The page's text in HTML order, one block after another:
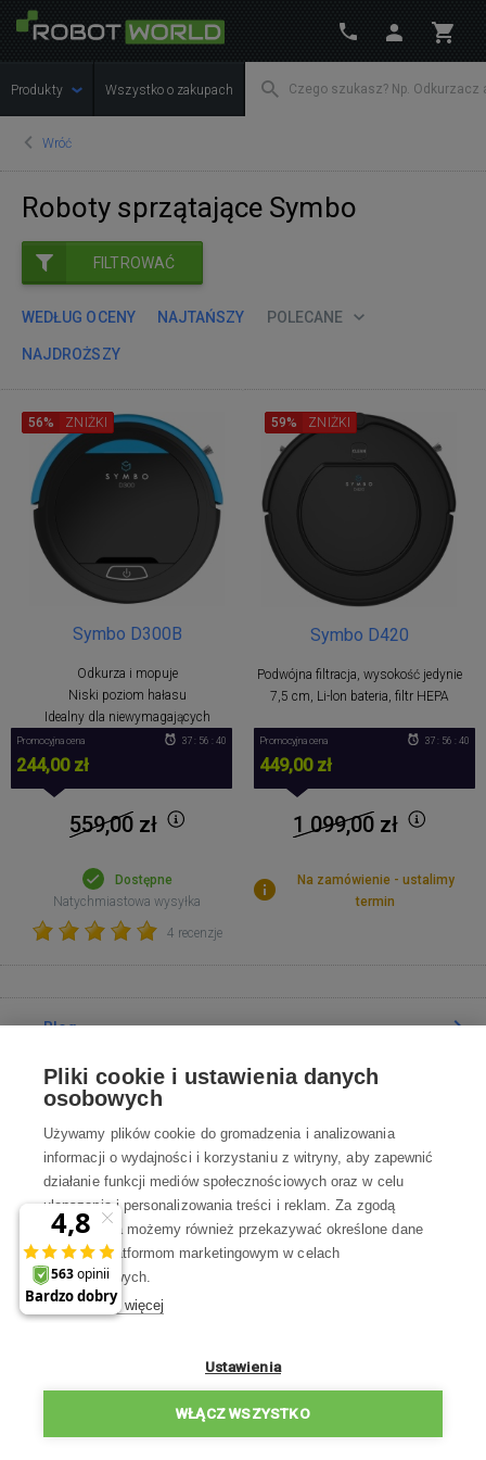
Produkty Wszystko o zakupach
Wróć
Roboty sprzątające Symbo
FILTROWAĆ
WEDŁUG OCENY NAJTAŃSZY POLECANE
NAJDROŻSZY
Symbo D300B
Odkurza i mopuje
Niski poziom hałasu
Idealny dla niewymagających
56% ZNIŻKI
Promocyjna cena
244,00 zł
37 : 56 : 40
559,00zł
Dostępne
Natychmiastowa wysyłka
4 recenzje
Symbo D420
Podwójna filtracja, wysokość jedynie
7,5 cm, Li-lon bateria, filtr HEPA
59% ZNIŻKI
Promocyjna cena
449,00 zł
37 : 56 : 40
1 099,00zł
Na zamówienie - ustalimy
termin
Blog
Poradnia
Wszystko o zakupach
Kontakt
Skontaktuj się z Nami
Pon-Pt 8:00—17:00
WSZYSTKIE KONTAKTY
Pliki cookie i ustawienia danych
osobowych
Używamy plików cookie do gromadzenia i analizowania
informacji o wydajności i korzystaniu z witryny, aby zapewnić
działanie funkcji mediów społecznościowych oraz w celu
ulepszania i personalizowania treści i reklam. Za zgodą
użytkownika możemy również przekazywać określone dane
osobowe platformom marketingowym w celach
marketingowych.
Dowiedz się więcej
Ustawienia
WŁĄCZ WSZYSTKO